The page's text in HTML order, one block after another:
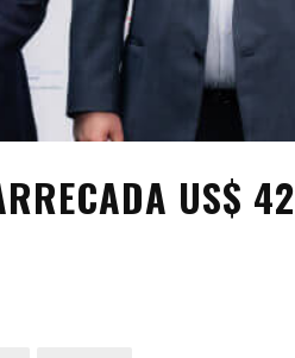
US$ 42